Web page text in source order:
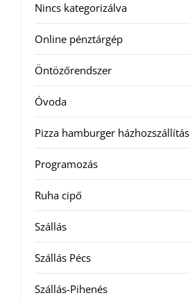
Nincs kategorizálva
Online pénztárgép
Öntözőrendszer
Óvoda
Pizza hamburger házhozszállítás
Programozás
Ruha cipő
Szállás
Szállás Pécs
Szállás-Pihenés